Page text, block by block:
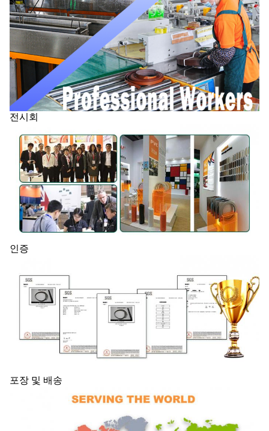
전시회
인증
포장 및 배송